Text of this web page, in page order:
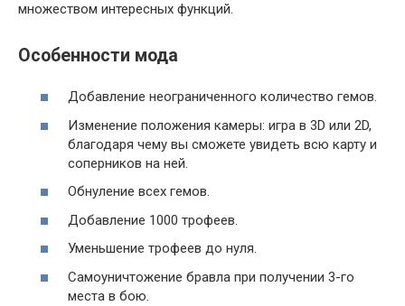
множеством интересных функций.
Особенности мода
Добавление неограниченного количество гемов.
Изменение положения камеры: игра в 3D или 2D,
благодаря чему вы сможете увидеть всю карту и
соперников на ней.
Обнуление всех гемов.
Добавление 1000 трофеев.
Уменьшение трофеев до нуля.
Самоуничтожение бравла при получении 3-го
места в бою.